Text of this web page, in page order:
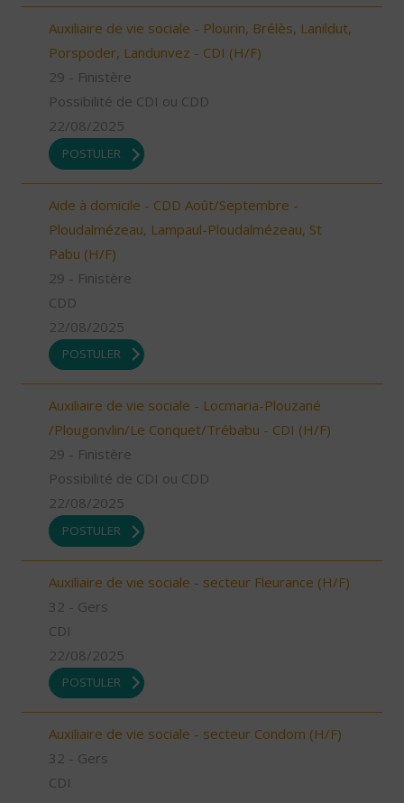
Auxiliaire de vie sociale - Plourin, Brélès, Lanildut,
Porspoder, Landunvez - CDI (H/F)
29 - Finistère
Possibilité de CDI ou CDD
22/08/2025
POSTULER
Aide à domicile - CDD Août/Septembre -
Ploudalmézeau, Lampaul-Ploudalmézeau, St
Pabu (H/F)
29 - Finistère
CDD
22/08/2025
POSTULER
Auxiliaire de vie sociale - Locmaria-Plouzané
/Plougonvlin/Le Conquet/Trébabu - CDI (H/F)
29 - Finistère
Possibilité de CDI ou CDD
22/08/2025
POSTULER
Auxiliaire de vie sociale - secteur Fleurance (H/F)
32 - Gers
CDI
22/08/2025
POSTULER
Auxiliaire de vie sociale - secteur Condom (H/F)
32 - Gers
CDI